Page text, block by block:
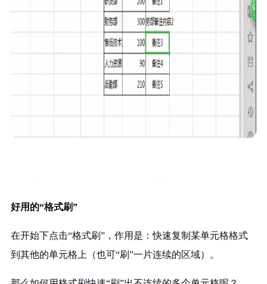
好用的“格式刷”
在开始下点击“格式刷”，作用是：快速复制某单元格格式
到其他的单元格上（也可“刷”一片连续的区域）。